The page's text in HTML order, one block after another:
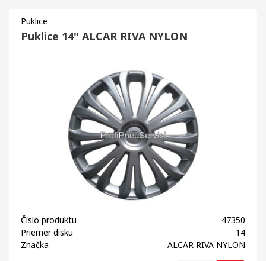
Puklice
Puklice 14" ALCAR RIVA NYLON
Číslo produktu
47350
Priemer disku
14
Značka
ALCAR RIVA NYLON